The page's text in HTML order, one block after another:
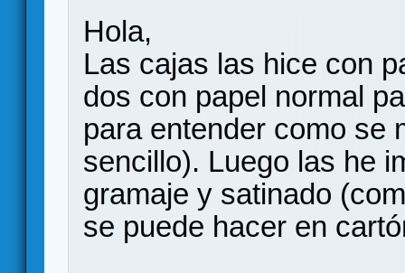
Hola,
Las cajas las hice con
dos con papel normal
para entender como se
sencillo). Luego las he
gramaje y satinado
se puede hacer en